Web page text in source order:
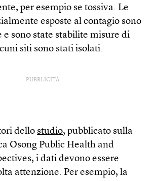
per esempio se tossiva. Le
esposte al contagio sono
e sono state stabilite misure di
siti sono stati isolati.
PUBBLICITÀ
dello studio, pubblicato sulla
Osong Public Health and
i dati devono essere
attenzione. Per esempio, la